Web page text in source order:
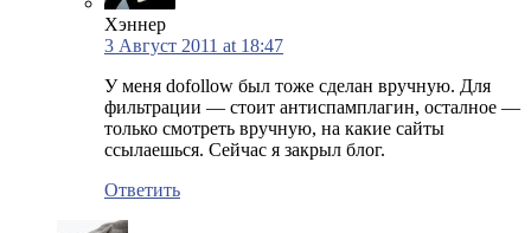
Хэннер
3 Август 2011 at 18:47
У меня dofollow был тоже сделан вручную. Для
фильтрации — стоит антиспамплагин, осталное —
только смотреть вручную, на какие сайты
ссылаешься. Сейчас я закрыл блог.
Ответить